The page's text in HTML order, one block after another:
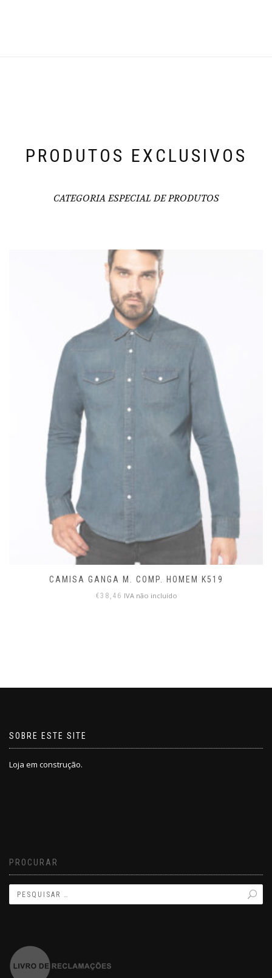
PRODUTOS EXCLUSIVOS
CATEGORIA ESPECIAL DE PRODUTOS
CAMISA GANGA M. COMP. HOMEM K519
€38,46 IVA não incluído
SOBRE ESTE SITE
Loja em construção.
PROCURAR